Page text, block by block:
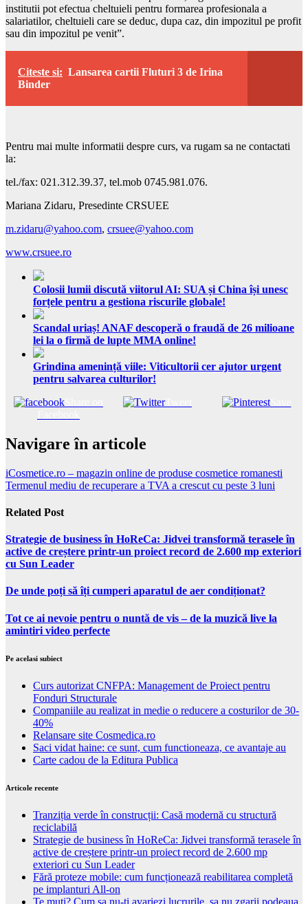
institutii pot efectua cheltuieli pentru formarea profesionala a
salariatilor, cheltuieli care se deduc, dupa caz, din impozitul pe profit
sau din impozitul pe venit”.
Citeste si: Lansarea cartii Fluturi 3 de Irina
Binder
Pentru mai multe informatii despre curs, va rugam sa ne contactati
la:
tel./fax: 021.312.39.37, tel.mob 0745.981.076.
Mariana Zidaru, Presedinte CRSUEE
m.zidaru@yahoo.com, crsuee@yahoo.com
www.crsuee.ro
Colosii lumii discută viitorul AI: SUA și China își unesc
forțele pentru a gestiona riscurile globale!
Scandal uriaș! ANAF descoperă o fraudă de 26 milioane
lei la o firmă de lupte MMA online!
Grindina amenință viile: Viticultorii cer ajutor urgent
pentru salvarea culturilor!
Tweet Save
Navigare în articole
iCosmetice.ro – magazin online de produse cosmetice romanesti
Termenul mediu de recuperare a TVA a crescut cu peste 3 luni
Related Post
Strategie de business în HoReCa: Jidvei transformă terasele în
active de creștere printr-un proiect record de 2.600 mp exteriori
cu Sun Leader
De unde poți să îți cumperi aparatul de aer condiționat?
Tot ce ai nevoie pentru o nuntă de vis – de la muzică live la
amintiri video perfecte
Pe acelasi subiect
Curs autorizat CNFPA: Management de Proiect pentru
Fonduri Structurale
Companiile au realizat in medie o reducere a costurilor de 30-
40%
Relansare site Cosmedica.ro
Saci vidat haine: ce sunt, cum functioneaza, ce avantaje au
Carte cadou de la Editura Publica
Articole recente
Tranziția verde în construcții: Casă modernă cu structură
reciclabilă
Strategie de business în HoReCa: Jidvei transformă terasele în
active de creștere printr-un proiect record de 2.600 mp
exteriori cu Sun Leader
Fără proteze mobile: cum funcționează reabilitarea completă
pe implanturi All-on
Te muti? Cum sa nu-ti avariezi lucrurile, sa nu zgarii podeaua